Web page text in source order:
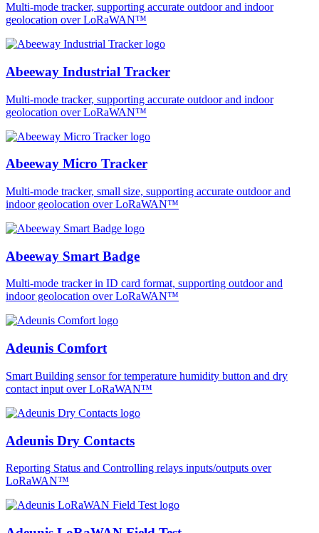
Multi-mode tracker, supporting accurate outdoor and indoor
geolocation over LoRaWAN™
Abeeway Industrial Tracker
Multi-mode tracker, supporting accurate outdoor and indoor
geolocation over LoRaWAN™
Abeeway Micro Tracker
Multi-mode tracker, small size, supporting accurate outdoor and
indoor geolocation over LoRaWAN™
Abeeway Smart Badge
Multi-mode tracker in ID card format, supporting outdoor and
indoor geolocation over LoRaWAN™
Adeunis Comfort
Smart Building sensor for temperature humidity button and dry
contact input over LoRaWAN™
Adeunis Dry Contacts
Reporting Status and Controlling relays inputs/outputs over
LoRaWAN™